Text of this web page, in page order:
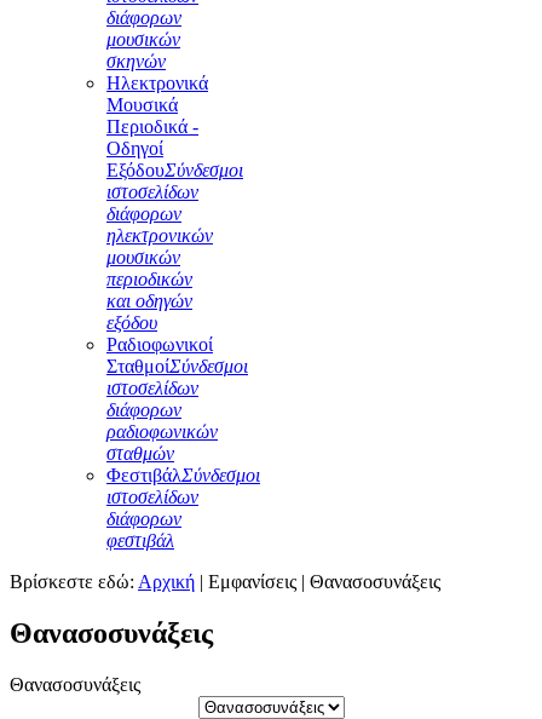
διάφορων
μουσικών
σκηνών
Ηλεκτρονικά
Μουσικά
Περιοδικά -
Οδηγοί
ΕξόδουΣύνδεσμοι
ιστοσελίδων
διάφορων
ηλεκτρονικών
μουσικών
περιοδικών
και οδηγών
εξόδου
Ραδιοφωνικοί
ΣταθμοίΣύνδεσμοι
ιστοσελίδων
διάφορων
ραδιοφωνικών
σταθμών
ΦεστιβάλΣύνδεσμοι
ιστοσελίδων
διάφορων
φεστιβάλ
Βρίσκεστε εδώ: Αρχική | Εμφανίσεις | Θανασοσυνάξεις
Θανασοσυνάξεις
Θανασοσυνάξεις